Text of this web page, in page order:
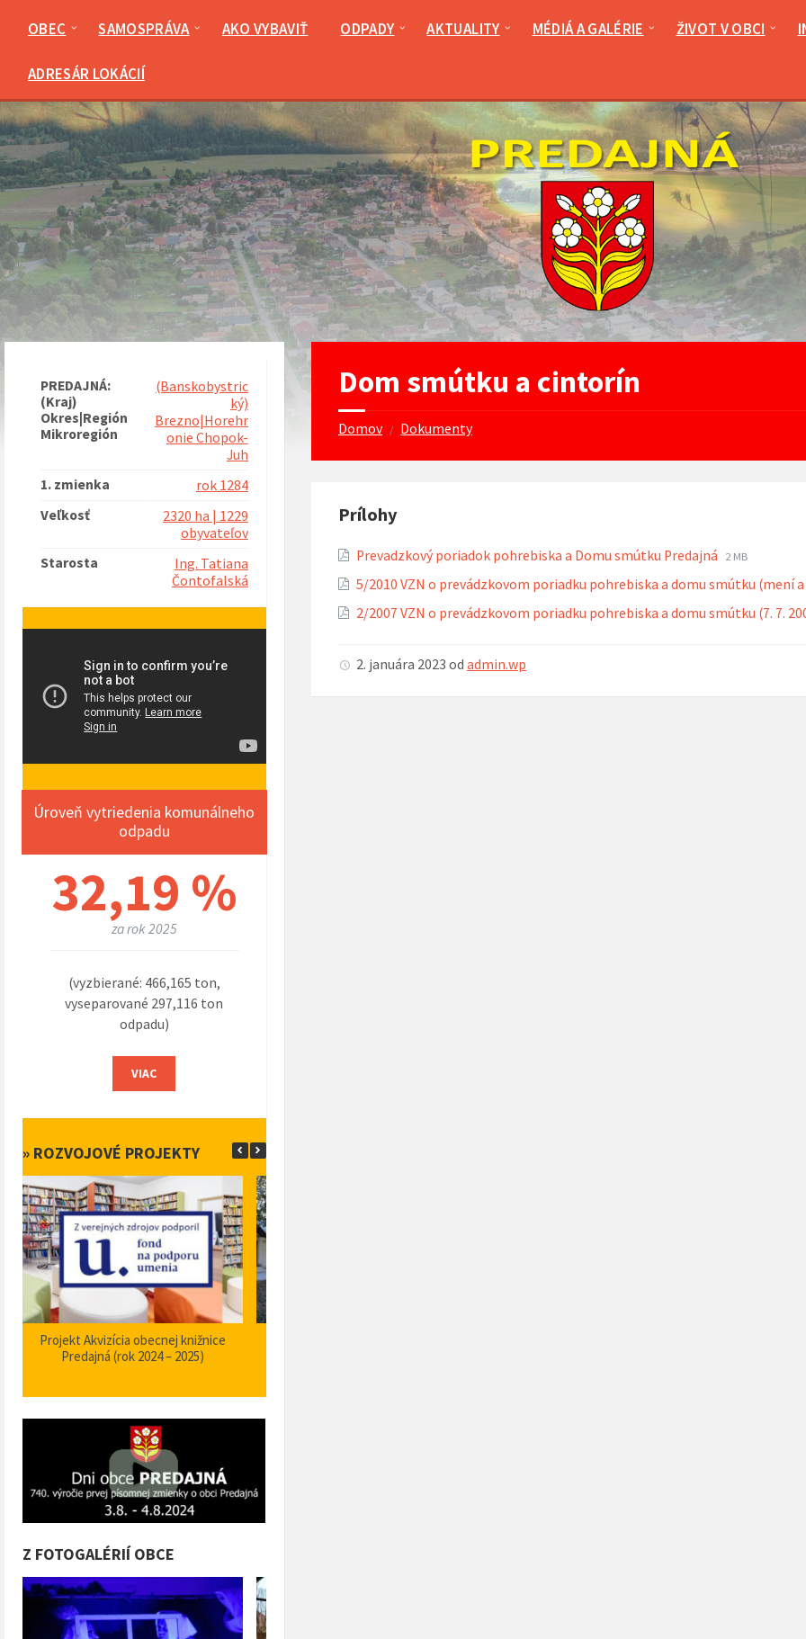
OBEC SAMOSPRÁVA AKO VYBAVIŤ ODPADY AKTUALITY MÉDIÁ A GALÉRIE ŽIVOT V OBCI
ADRESÁR LOKÁCIÍ
Dom smútku a cintorín
Domov / Dokumenty
Prílohy
Prevadzkový poriadok pohrebiska a Domu smútku Predajná Prípona
pdf
Veľkosť
2 MB
5/2010 VZN o prevádzkovom poriadku pohrebiska a domu smútku (mení a
2/2007 VZN o prevádzkovom poriadku pohrebiska a domu smútku (7. 7.
2. januára 2023 od admin.wp
PREDAJNÁ:
(Kraj)
Okres|Región
Mikroregión
(Banskobystric
ký)
Brezno|Horehr
onie Chopok-
Juh
1. zmienka
rok 1284
Veľkosť
2320 ha | 1229
obyvateľov
Starosta
Ing. Tatiana
Čontofalská
Úroveň vytriedenia komunálneho
odpadu
32,19 %
za rok 2025
(vyzbierané: 466,165 ton,
vyseparované 297,116 ton
odpadu)
VIAC
» ROZVOJOVÉ PROJEKTY
Zabezpečenie zvýšenia bezpečnosti a
plynulosti premávky – I/66 Predajná
Z FOTOGALÉRIÍ OBCE